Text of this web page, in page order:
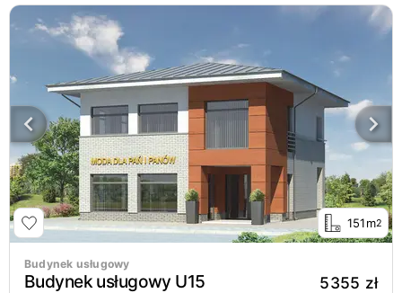
151m2
Budynek usługowy
Budynek usługowy U15 5355 zł